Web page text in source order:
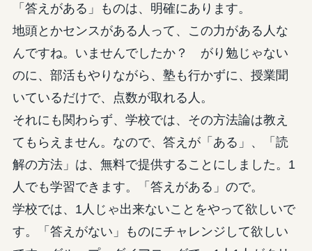
「答えがある」ものは、明確にあります。
地頭とかセンスがある人って、この力がある人な
んですね。いませんでしたか？ がり勉じゃない
のに、部活もやりながら、塾も行かずに、授業聞
いているだけで、点数が取れる人。
それにも関わらず、学校では、その方法論は教え
てもらえません。なので、答えが「ある」、「読
解の方法」は、無料で提供することにしました。1
人でも学習できます。「答えがある」ので。
学校では、1人じゃ出来ないことをやって欲しいで
す。「答えがない」ものにチャレンジして欲しい